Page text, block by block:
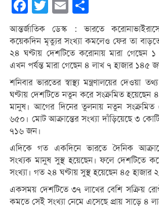
Facebook
Twitter Email
আন্তর্জাতিক ডেস্ক : ভারতে
কয়েকদিন মৃত্যুর সংখ্যা কমলেও ফের তা
২৪ ঘণ্টায় দেশটিতে করোনায় মারা গেছেন
এখন পর্যন্ত মারা গেছেন ৪ লাখ ৭ হাজার ১৪৫
শনিবার ভারতের স্বাস্থ্য মন্ত্রণালয়ের দেওয়া
ঘণ্টায় দেশটিতে নতুন করে সংক্রমিত
মানুষ। আগের দিনের তুলনায় নতুন সংক্রমিত
৬৫০। মোট আক্রান্তের সংখ্যা দাঁড়িয়েছে ৩
৭১৬ জন।
এদিকে গত একদিনে ভারতে দৈনিক
সংখ্যক মানুষ সুস্থ হয়েছেন। ফলে দেশটিতে
সংখ্যা। গত ২৪ ঘণ্টায় সুস্থ হয়েছেন ৪৫ হাজার
একসময় দেশটিতে ৩৭ লাখের বেশি সক্রিয়
কমতে সেই সংখ্যা নেমে এসেছে প্রায় সাড়ে ৪